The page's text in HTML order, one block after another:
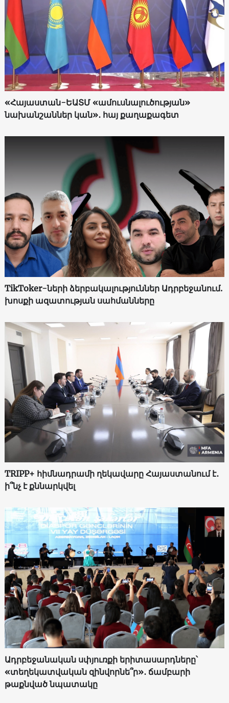
«Հայաստան-ԵԱՏՄ «ամուսնալուծության»
նախանշաններ կան»․ հայ քաղաքագետ
TikToker-ների ձերբակալություններ Ադրբեջանում.
խոսքի ազատության սահմանները
TRIPP+ հիմնադրամի ղեկավարը Հայաստանում է․
ի՞նչ է քննարկվել
Ադրբեջանական սփյուռքի երիտասարդները՝
«տեղեկատվական զինվորնե՞ր»․ ճամբարի
թաքնված նպատակը